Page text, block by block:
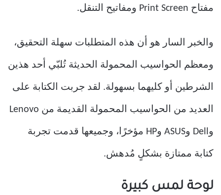
مفتاح Print Screen ومفاتيح التنقل.
والخبر السار هو أن هذه المتطلبات سهلة التحقيق،
ومعظم الحواسيب المحمولة الحديثة تُلبّي أحد هذين
الشرطين أو كليهما بسهولة. لقد جربت الكتابة على
العديد من الحواسيب المحمولة القديمة من Lenovo
وDell وASUS وHP مؤخرًا، وجميعها قدمت تجربة
كتابة ممتازة بشكلٍ مُدهش.
لوحة لمس كبيرة